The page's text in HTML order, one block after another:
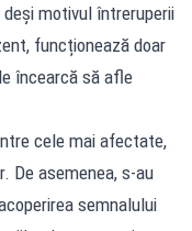
motivul întreruperii
funcționează doar
încearcă să afle
cele mai afectate,
De asemenea, s-au
semnalului